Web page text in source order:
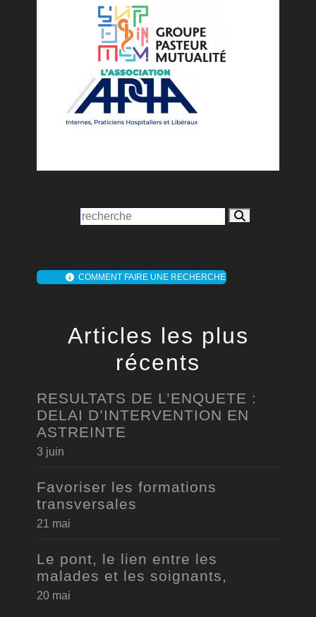
COMMENT FAIRE UNE RECHERCHE
Articles les plus
récents
RESULTATS DE L’ENQUETE :
DELAI D’INTERVENTION EN
ASTREINTE
3 juin
Favoriser les formations
transversales
21 mai
Le pont, le lien entre les
malades et les soignants,
20 mai